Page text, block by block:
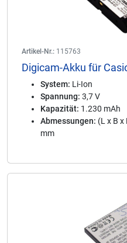
Artikel-Nr.: 115763
Digicam-Akku für
System: Li-Ion
Spannung: 3,7 V
Kapazität: 1.230 mAh
Abmessungen: (L x B x
mm